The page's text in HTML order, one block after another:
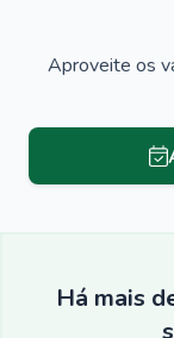
Aproveite os
Há mais